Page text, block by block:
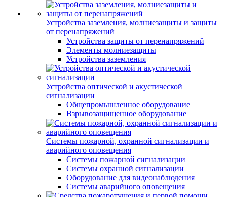
Устройства заземления, молниезащиты и защиты
от перенапряжений
Устройства защиты от перенапряжений
Элементы молниезащиты
Устройства заземления
Устройства оптической и акустической
сигнализации
Общепромышленное оборудование
Взрывозащищенное оборудование
Системы пожарной, охранной сигнализации и
аварийного оповещения
Системы пожарной сигнализации
Системы охранной сигнализации
Оборудование для видеонаблюдения
Системы аварийного оповещения